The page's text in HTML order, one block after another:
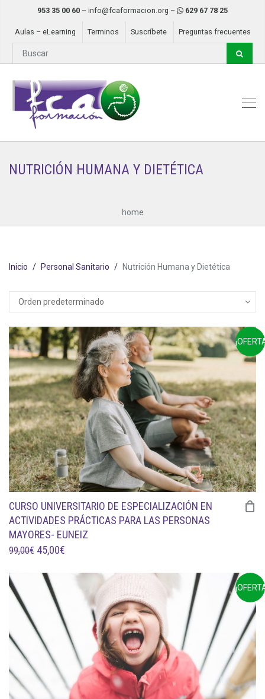
953 35 00 60 – info@fcaformacion.org – 629 67 78 25
Aulas – eLearning Terminos Suscríbete Preguntas frecuentes
NUTRICIÓN HUMANA Y DIETÉTICA
home
Inicio Personal Sanitario Nutrición Humana y Dietética
CURSO UNIVERSITARIO DE ESPECIALIZACIÓN EN
ACTIVIDADES PRÁCTICAS PARA LAS PERSONAS
MAYORES- EUNEIZ
99,00€ EL
ORIGINAL
ERA:
99,00€.
45,00€
45,00€.